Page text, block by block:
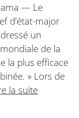
— Le
d’état-major
un
de la
la plus efficace
» Lors de
la suite